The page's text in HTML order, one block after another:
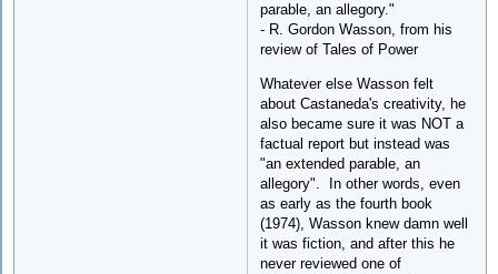
parable, an allegory."
- R. Gordon Wasson, from his
review of Tales of Power
Whatever else Wasson felt
about Castaneda's creativity, he
also became sure it was NOT a
factual report but instead was
"an extended parable, an
allegory". In other words, even
as early as the fourth book
(1974), Wasson knew damn well
it was fiction, and after this he
never reviewed one of